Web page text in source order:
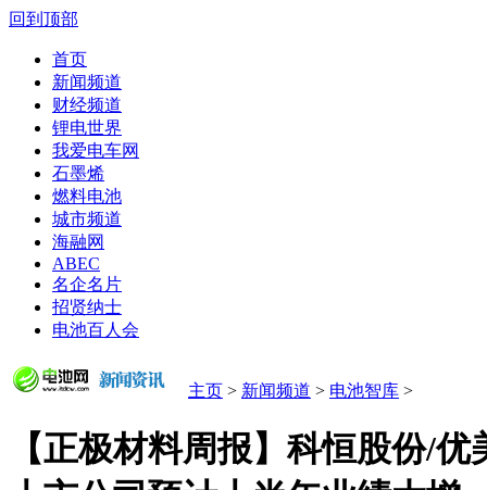
回到顶部
首页
新闻频道
财经频道
锂电世界
我爱电车网
石墨烯
燃料电池
城市频道
海融网
ABEC
名企名片
招贤纳士
电池百人会
主页 > 新闻频道 > 电池智库 >
【正极材料周报】科恒股份/